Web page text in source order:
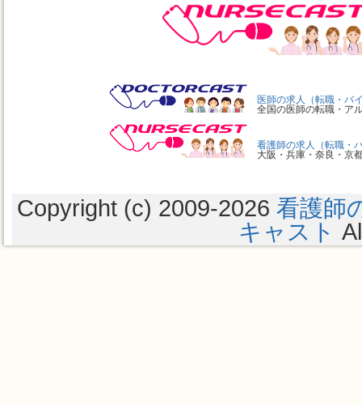
医師の求人（転職・バ
全国の医師の転職・ア
看護師の求人（転職・
大阪・兵庫・奈良・京
Copyright (c) 2009-2026 看護師
キャスト